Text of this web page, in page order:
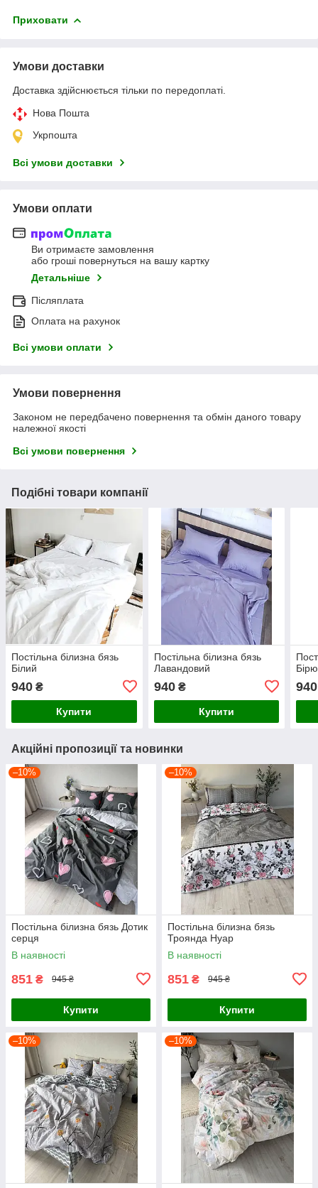
Приховати
Умови доставки
Доставка здійснюється тільки по передоплаті.
Нова Пошта
Укрпошта
Всі умови доставки
Умови оплати
Ви отримаєте замовлення
або гроші повернуться на вашу картку
Детальніше
Післяплата
Оплата на рахунок
Всі умови оплати
Умови повернення
Законом не передбачено повернення та обмін даного товару
належної якості
Всі умови повернення
Подібні товари компанії
Постільна білизна бязь
Білий
940 ₴
Купити
Постільна білизна бязь
Лавандовий
940₴
Купити
940
Акційні пропозиції та новинки
–10%
Постільна білизна бязь Дотик
серця
В наявності
851 ₴ 945 ₴
Купити
–10%
Постільна білизна бязь
Троянда Нуар
В наявності
851 ₴ 945 ₴
Купити
–10% –10%